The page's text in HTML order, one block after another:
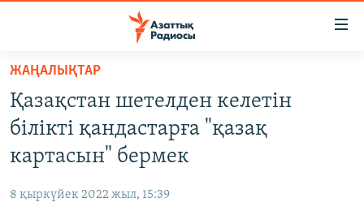
Skip
main
content
to
main
Navigation
САЯСАТ
АДАМ ҚҰҚЫҚТАРЫ
ЖАҢАЛЫҚТАР
Қазақстан шетелден келетін
білікті қандастарға "қазақ
картасын" бермек
8 қыркүйек 2022 жыл, 15:39